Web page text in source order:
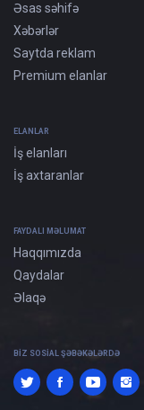
Əsas səhifə
Xəbərlər
Saytda reklam
Premium elanlar
ELANLAR
İş elanları
İş axtaranlar
FAYDALI MƏLUMAT
Haqqımızda
Qaydalar
Əlaqə
BIZ SOSIAL ŞƏBƏKƏLƏRDƏ